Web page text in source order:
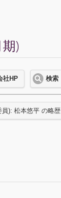
)
社HP 検索
員): 松本悠平 の略歴